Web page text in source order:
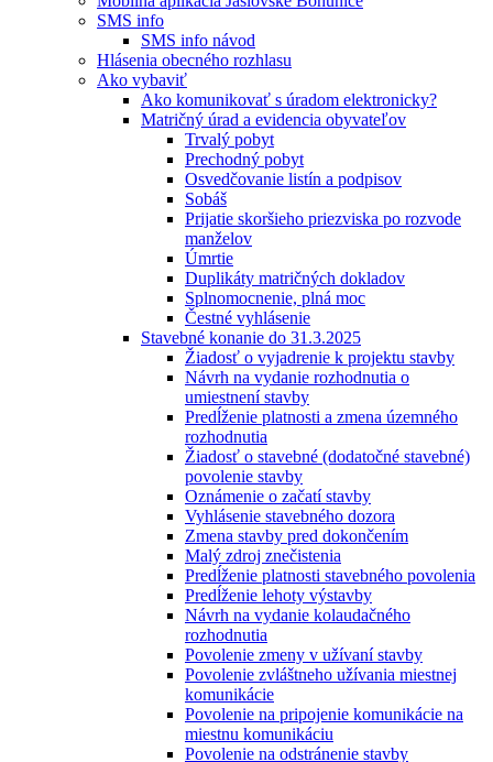
SMS info
SMS info návod
Hlásenia obecného rozhlasu
Ako vybaviť
Ako komunikovať s úradom elektronicky?
Matričný úrad a evidencia obyvateľov
Trvalý pobyt
Prechodný pobyt
Osvedčovanie listín a podpisov
Sobáš
Prijatie skoršieho priezviska po rozvode
manželov
Úmrtie
Duplikáty matričných dokladov
Splnomocnenie, plná moc
Čestné vyhlásenie
Stavebné konanie do 31.3.2025
Žiadosť o vyjadrenie k projektu stavby
Návrh na vydanie rozhodnutia o
umiestnení stavby
Predĺženie platnosti a zmena územného
rozhodnutia
Žiadosť o stavebné (dodatočné stavebné)
povolenie stavby
Oznámenie o začatí stavby
Vyhlásenie stavebného dozora
Zmena stavby pred dokončením
Malý zdroj znečistenia
Predĺženie platnosti stavebného povolenia
Predĺženie lehoty výstavby
Návrh na vydanie kolaudačného
rozhodnutia
Povolenie zmeny v užívaní stavby
Povolenie zvláštneho užívania miestnej
komunikácie
Povolenie na pripojenie komunikácie na
miestnu komunikáciu
Povolenie na odstránenie stavby